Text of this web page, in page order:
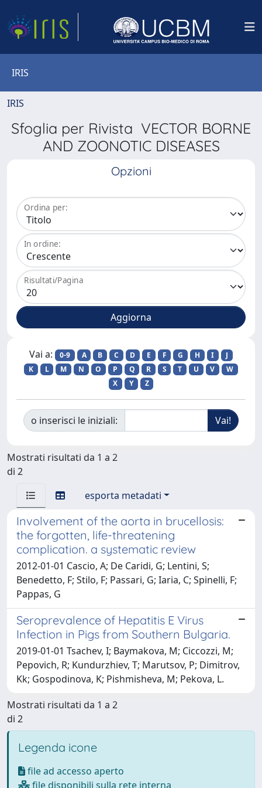
IRIS
IRIS
Sfoglia per Rivista VECTOR BORNE
AND ZOONOTIC DISEASES
Opzioni
Ordina per:
In ordine:
Risultati/Pagina
Vai a: 0-9 A B C D E F G H I
J
K
L M N O P Q R S T U V
W
X
Y Z
o inserisci le iniziali:
Mostrati risultati da 1 a 2
di 2
esporta metadati
Involvement of the aorta in brucellosis:
the forgotten, life-threatening
complication. a systematic review
2012-01-01 Cascio, A; De Caridi, G; Lentini, S;
Benedetto, F; Stilo, F; Passari, G; Iaria, C; Spinelli, F;
Pappas, G
Seroprevalence of Hepatitis E Virus
Infection in Pigs from Southern Bulgaria.
2019-01-01 Tsachev, I; Baymakova, M; Ciccozzi, M;
Pepovich, R; Kundurzhiev, T; Marutsov, P; Dimitrov,
Kk; Gospodinova, K; Pishmisheva, M; Pekova, L.
Mostrati risultati da 1 a 2
di 2
Legenda icone
file ad accesso aperto
file disponibili sulla rete interna